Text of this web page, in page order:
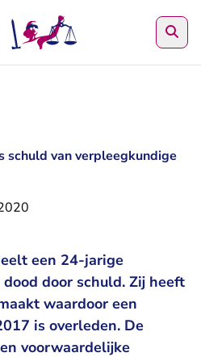
schuld van verpleegkundige
een 24-jarige
door schuld. Zij heeft
waardoor een
is overleden. De
voorwaardelijke